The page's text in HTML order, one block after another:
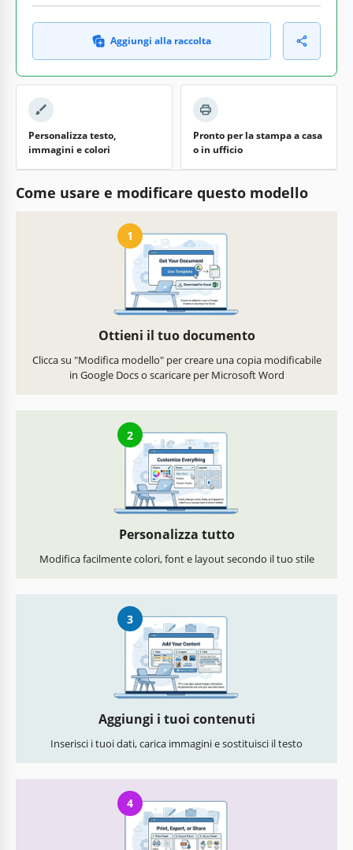
Aggiungi alla raccolta
Personalizza testo,
immagini e colori
Pronto per la stampa a casa
o in ufficio
Come usare e modificare questo modello
1
Ottieni il tuo documento
Clicca su "Modifica modello" per creare una copia modificabile
in Google Docs o scaricare per Microsoft Word
2
Personalizza tutto
Modifica facilmente colori, font e layout secondo il tuo stile
3
Aggiungi i tuoi contenuti
Inserisci i tuoi dati, carica immagini e sostituisci il testo
4